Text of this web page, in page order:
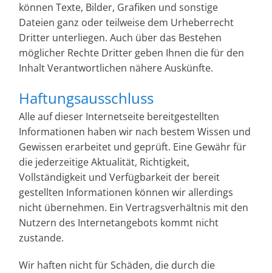
können Texte, Bilder, Grafiken und sonstige
Dateien ganz oder teilweise dem Urheberrecht
Dritter unterliegen. Auch über das Bestehen
möglicher Rechte Dritter geben Ihnen die für den
Inhalt Verantwortlichen nähere Auskünfte.
Haftungsausschluss
Alle auf dieser Internetseite bereitgestellten
Informationen haben wir nach bestem Wissen und
Gewissen erarbeitet und geprüft. Eine Gewähr für
die jederzeitige Aktualität, Richtigkeit,
Vollständigkeit und Verfügbarkeit der bereit
gestellten Informationen können wir allerdings
nicht übernehmen. Ein Vertragsverhältnis mit den
Nutzern des Internetangebots kommt nicht
zustande.
Wir haften nicht für Schäden, die durch die